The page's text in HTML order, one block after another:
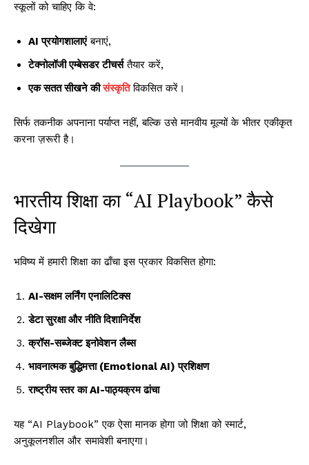
स्कूलों को चाहिए कि वे:
AI प्रयोगशालाएंबनाएं,
टेक्नोलॉजी एम्बेसडर टीचर्सतैयार करें,
एक सतत सीखने कीसंस्कृतिविकसित करें।
सिर्फ तकनीक अपनाना पर्याप्त नहीं, बल्कि उसे मानवीय मूल्यों के भीतर एकीकृत
करना ज़रूरी है।
भारतीय शिक्षा का “AI Playbook” कैसे
दिखेगा
भविष्य में हमारी शिक्षा का ढाँचा इस प्रकार विकसित होगा:
AI-सक्षम लर्निंग एनालिटिक्स
डेटा सुरक्षा और नीति दिशानिर्देश
क्रॉस-सब्जेक्ट इनोवेशन लैब्स
भावनात्मक बुद्धिमत्ता (Emotional AI) प्रशिक्षण
राष्ट्रीय स्तर का AI-पाठ्यक्रम ढांचा
यह “AI Playbook” एक ऐसा मानक होगा जो शिक्षा को स्मार्ट,
अनुकूलनशील और समावेशी बनाएगा।